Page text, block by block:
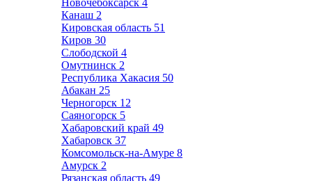
Новочебоксарск 4
Канаш 2
Кировская область 51
Киров 30
Слободской 4
Омутнинск 2
Республика Хакасия 50
Абакан 25
Черногорск 12
Саяногорск 5
Хабаровский край 49
Хабаровск 37
Комсомольск-на-Амуре 8
Амурск 2
Рязанская область 49